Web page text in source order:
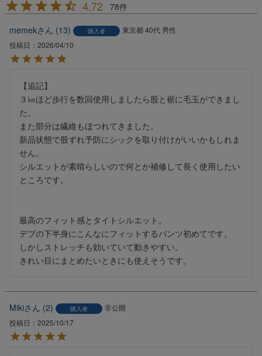
4.72
78
memek
13 購入者 東京都40代 男性
投稿日
2026/04/10
【追記】
３㎞ほど歩行を数回使用しましたら股と裾に毛玉ができまし
た。
また部分は繊維もほつれてきました。
新品状態で股ずれ予防にシックを取り付けがいいかもしれま
せん。
シルエットが素晴らしいので何とか補修して長く使用したい
ところです。
最高のフィット感とタイトシルエット。
デブの下半身にこんなにフィットするパンツ初めてです。
しかしストレッチも効いていて動きやすい。
きれい目にまとめたいときにも使えそうです。
Miki 2 購入者
非公開
投稿日
2025/10/17